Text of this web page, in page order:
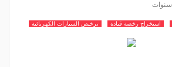
استخراج رخصة قيادة ترخيص السيارات الكهربائية